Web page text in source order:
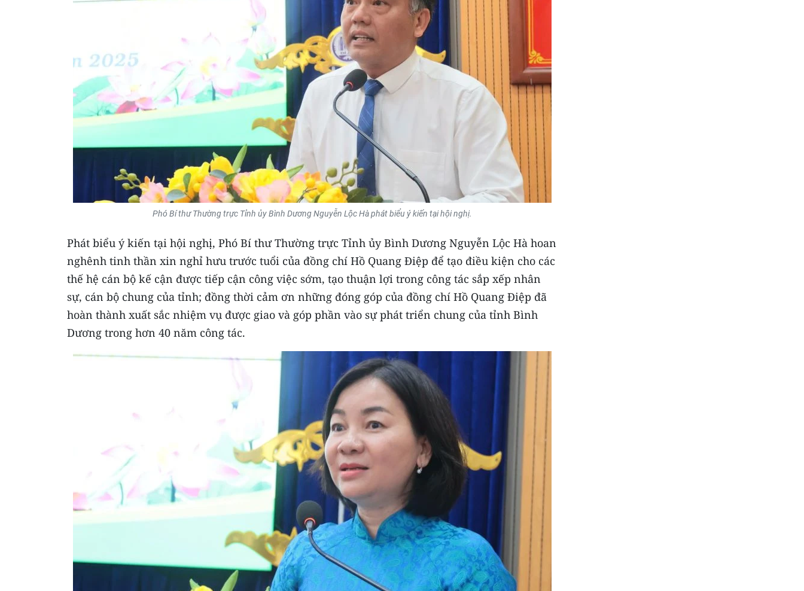
Phó Bí thư Thường trực Tỉnh ủy Bình Dương Nguyễn Lộc Hà phát biểu ý kiến tại hội nghị.
Phát biểu ý kiến tại hội nghị, Phó Bí thư Thường trực Tỉnh ủy Bình Dương Nguyễn Lộc Hà hoan
nghênh tinh thần xin nghỉ hưu trước tuổi của đồng chí Hồ Quang Điệp để tạo điều kiện cho các
thế hệ cán bộ kế cận được tiếp cận công việc sớm, tạo thuận lợi trong công tác sắp xếp nhân
sự, cán bộ chung của tỉnh; đồng thời cảm ơn những đóng góp của đồng chí Hồ Quang Điệp đã
hoàn thành xuất sắc nhiệm vụ được giao và góp phần vào sự phát triển chung của tỉnh Bình
Dương trong hơn 40 năm công tác.